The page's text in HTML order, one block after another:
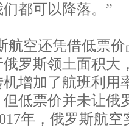
都可以降落。”
航空还凭借低票
俄罗斯领土面积大
增加了航班利用
低票价并未让俄
年，俄罗斯航空